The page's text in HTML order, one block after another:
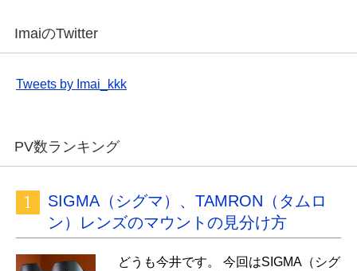
ImaiのTwitter
Tweets by Imai_kkk
PV数ランキング
SIGMA（シグマ）、TAMRON（タムロ
ン）レンズのマウントの見分け方
どうも今井です。 今回はSIGMA（シグ